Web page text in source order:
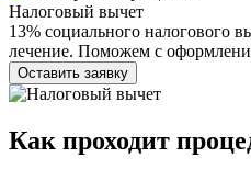
Налоговый вычет
13% социального налогового
лечение. Поможем с
Оставить заявку
Как проходит